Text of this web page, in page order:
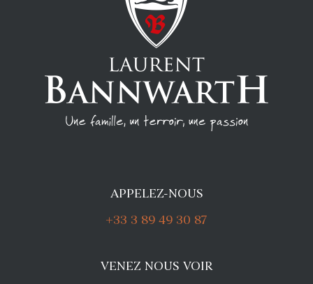
APPELEZ-NOUS
+33 3 89 49 30 87
VENEZ NOUS VOIR